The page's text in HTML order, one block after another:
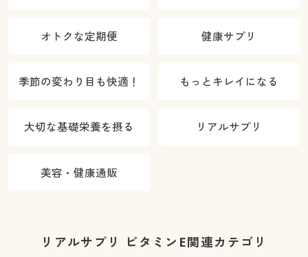
オトクな定期便 健康サプリ
季節の変わり目も快適！ もっとキレイになる
大切な基礎栄養を摂る リアルサプリ
美容・健康通販
リアルサプリ ビタミンE関連カテゴリ